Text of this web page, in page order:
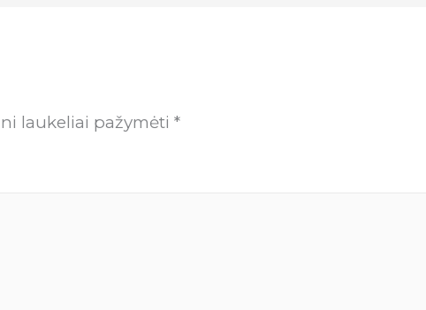
laukeliai pažymėti*